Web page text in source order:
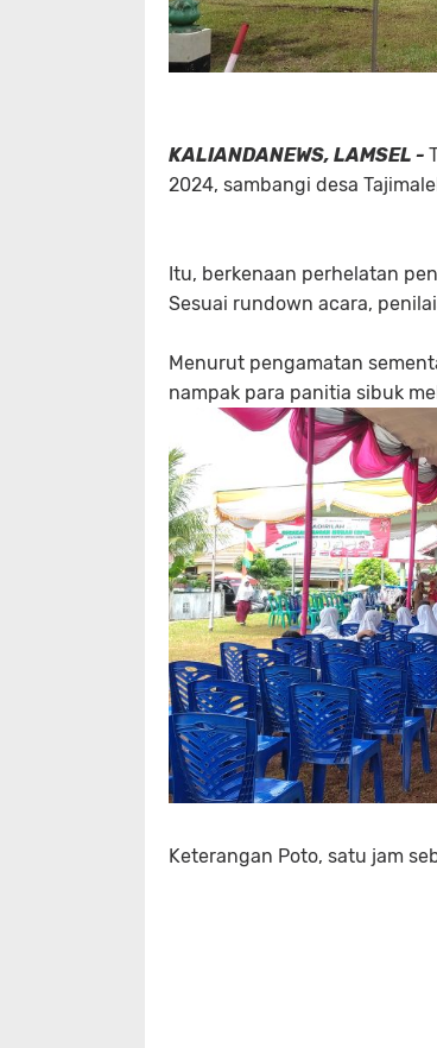
KALIANDANEWS, LAMSEL -
2024, sambangi desa
Itu, berkenaan perhelatan
Sesuai rundown acara,
Menurut pengamatan
nampak para panitia sibuk
Keterangan Poto, satu jam